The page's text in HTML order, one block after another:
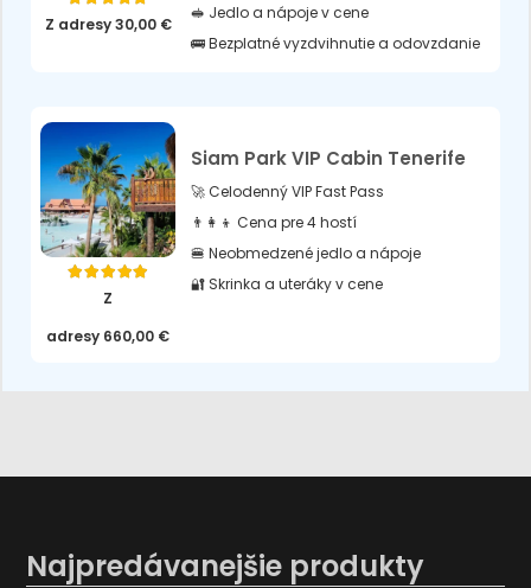
Hodnotenie 5.00z 5
Z adresy30,00 €
🥪 Jedlo a nápoje v cene
🚌 Bezplatné vyzdvihnutie a odovzdanie
Hodnotenie 5.00z 5
Z
adresy 660,00 €
Siam Park VIP Cabin Tenerife
🚀 Celodenný VIP Fast Pass
👨‍👩‍👦 Cena pre 4 hostí
🍔 Neobmedzené jedlo a nápoje
🔐 Skrinka a uteráky v cene
Najpredávanejšie produkty